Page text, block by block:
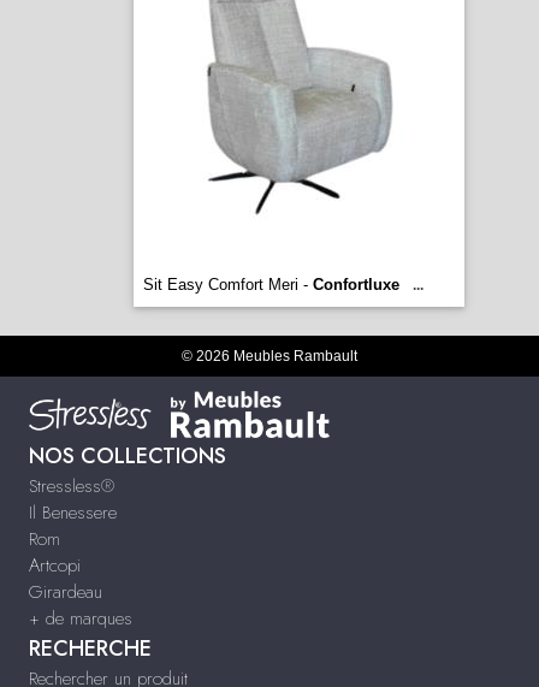
Sit Easy Comfort Meri - Confortluxe ...
© 2026 Meubles Rambault
NOS COLLECTIONS
Stressless®
Il Benessere
Rom
Artcopi
Girardeau
+ de marques
RECHERCHE
Rechercher un produit